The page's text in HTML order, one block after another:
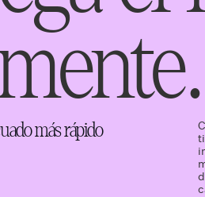
más rápido